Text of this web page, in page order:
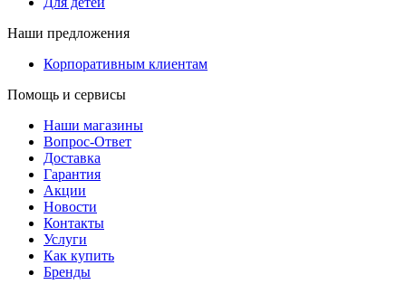
Наши предложения
Корпоративным клиентам
Помощь и сервисы
Наши магазины
Вопрос-Ответ
Доставка
Гарантия
Акции
Новости
Контакты
Услуги
Как купить
Бренды